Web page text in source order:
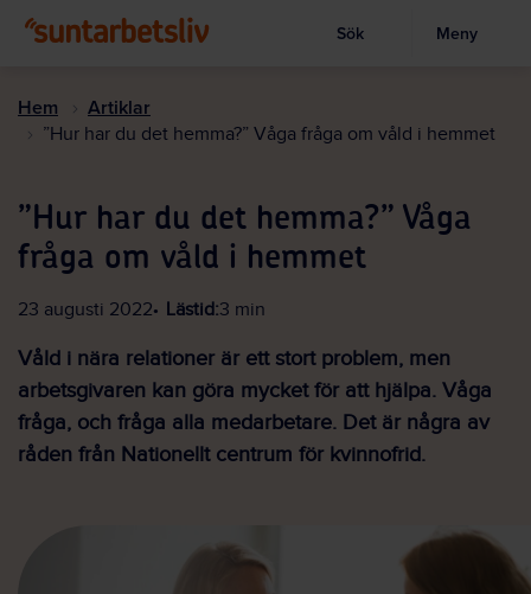
huvudinnehållet
Visa sökruta
Sök Meny
Hem Artiklar
”Hur har du det hemma?” Våga fråga om våld i hemmet
”Hur har du det hemma?” Våga
fråga om våld i hemmet
23 augusti 2022 Lästid:3 min
Våld i nära relationer är ett stort problem, men
arbetsgivaren kan göra mycket för att hjälpa. Våga
fråga, och fråga alla medarbetare. Det är några av
råden från Nationellt centrum för kvinnofrid.